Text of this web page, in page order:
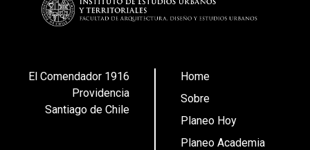
El Comendador 1916
Providencia
Santiago de Chile
Home
Sobre
Planeo Hoy
Planeo Academia